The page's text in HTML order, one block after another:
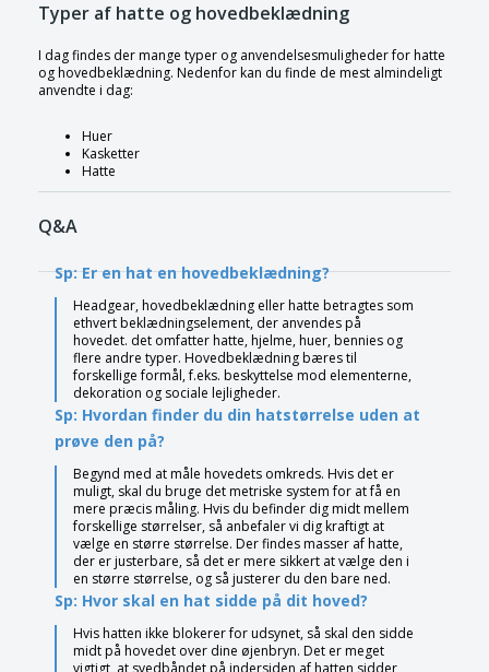
Typer af hatte og hovedbeklædning
I dag findes der mange typer og anvendelsesmuligheder for hatte
og hovedbeklædning. Nedenfor kan du finde de mest almindeligt
anvendte i dag:
Huer
Kasketter
Hatte
Q&A
Sp: Er en hat en hovedbeklædning?
Headgear, hovedbeklædning eller hatte betragtes som
ethvert beklædningselement, der anvendes på
hovedet. det omfatter hatte, hjelme, huer, bennies og
flere andre typer. Hovedbeklædning bæres til
forskellige formål, f.eks. beskyttelse mod elementerne,
dekoration og sociale lejligheder.
Sp: Hvordan finder du din hatstørrelse uden at
prøve den på?
Begynd med at måle hovedets omkreds. Hvis det er
muligt, skal du bruge det metriske system for at få en
mere præcis måling. Hvis du befinder dig midt mellem
forskellige størrelser, så anbefaler vi dig kraftigt at
vælge en større størrelse. Der findes masser af hatte,
der er justerbare, så det er mere sikkert at vælge den i
en større størrelse, og så justerer du den bare ned.
Sp: Hvor skal en hat sidde på dit hoved?
Hvis hatten ikke blokerer for udsynet, så skal den sidde
midt på hovedet over dine øjenbryn. Det er meget